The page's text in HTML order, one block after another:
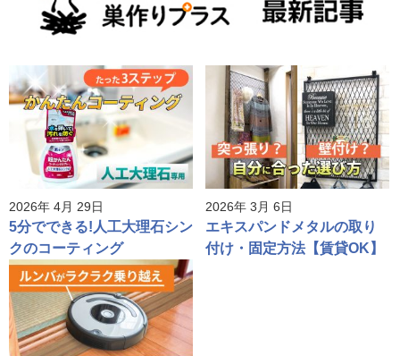
2026年 4月 29日
5分でできる!人工大理石シン
クのコーティング
2026年 3月 6日
エキスパンドメタルの取り
付け・固定方法【賃貸OK】